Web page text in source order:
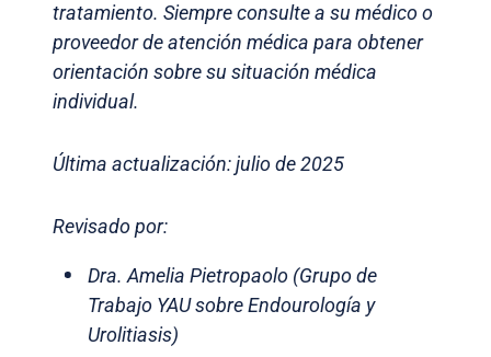
tratamiento. Siempre consulte a su médico o
proveedor de atención médica para obtener
orientación sobre su situación médica
individual.
Última actualización: julio de 2025
Revisado por:
Dra. Amelia Pietropaolo (Grupo de
Trabajo YAU sobre Endourología y
Urolitiasis)